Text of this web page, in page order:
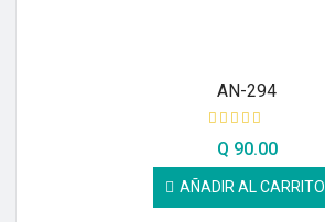
AN-294
Q 90.00
AÑADIR AL CARRITO